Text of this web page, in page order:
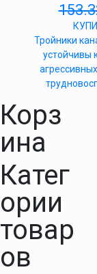
Тройники
устойчивы
Корз
ина
Катег
ории
товар
ов